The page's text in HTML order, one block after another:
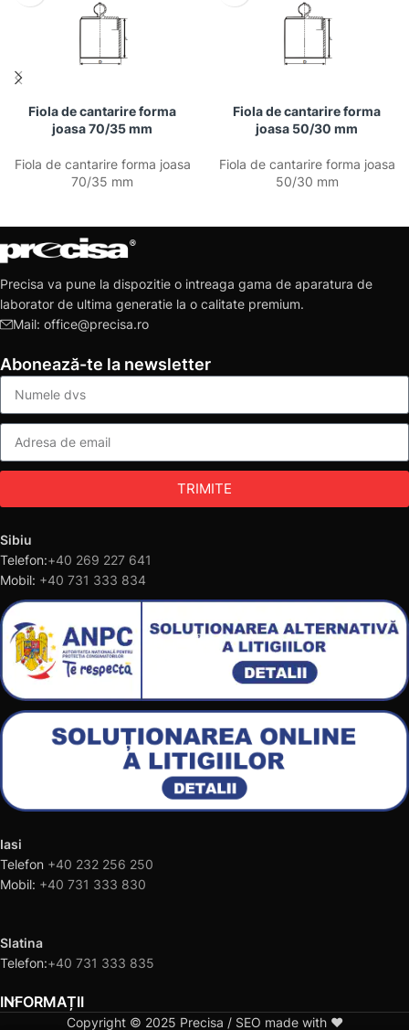
Fiola de cantarire forma
joasa 70/35 mm
Fiola de cantarire forma joasa
70/35 mm
Fiola de cantarire forma
joasa 50/30 mm
Fiola de cantarire forma joasa
50/30 mm
Precisa va pune la dispozitie o intreaga gama de aparatura de
laborator de ultima generatie la o calitate premium.
Mail: office@precisa.ro
Abonează-te la newsletter
TRIMITE
Sibiu
Telefon:+40 269 227 641
Mobil: +40 731 333 834
Iasi
Telefon +40 232 256 250
Mobil: +40 731 333 830
Slatina
Telefon:+40 731 333 835
INFORMAȚII
Copyright © 2025 Precisa / SEO made with ❤️